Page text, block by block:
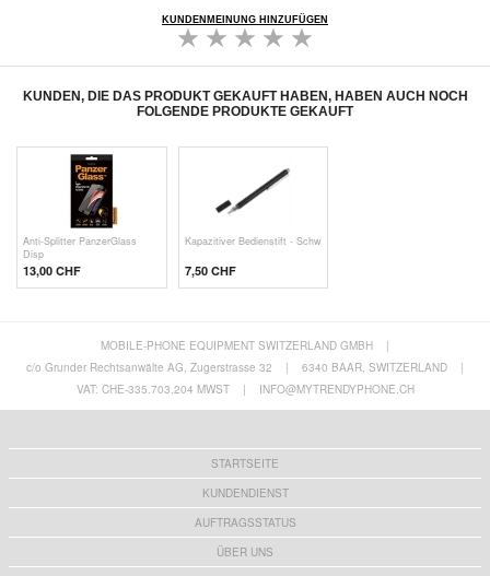
KUNDENMEINUNG HINZUFÜGEN
KUNDEN, DIE DAS PRODUKT GEKAUFT HABEN, HABEN AUCH NOCH
FOLGENDE PRODUKTE GEKAUFT
Anti-Splitter PanzerGlass
Disp
13,00 CHF
Kapazitiver Bedienstift - Schw
7,50 CHF
MOBILE-PHONE EQUIPMENT SWITZERLAND GMBH
|
c/o Grunder Rechtsanwälte AG, Zugerstrasse 32
| 6340 BAAR, SWITZERLAND
|
VAT: CHE-335.703.204 MWST
| INFO@MYTRENDYPHONE.CH
STARTSEITE
KUNDENDIENST
AUFTRAGSSTATUS
ÜBER UNS